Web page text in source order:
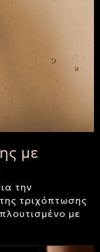
με
την
τριχόπτωσης
με